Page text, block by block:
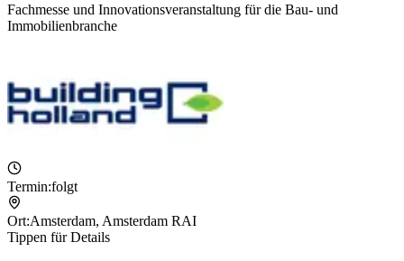
Fachmesse und Innovationsveranstaltung für die Bau- und
Immobilienbranche
Termin:folgt
Ort:Amsterdam, Amsterdam RAI
Tippen für Details